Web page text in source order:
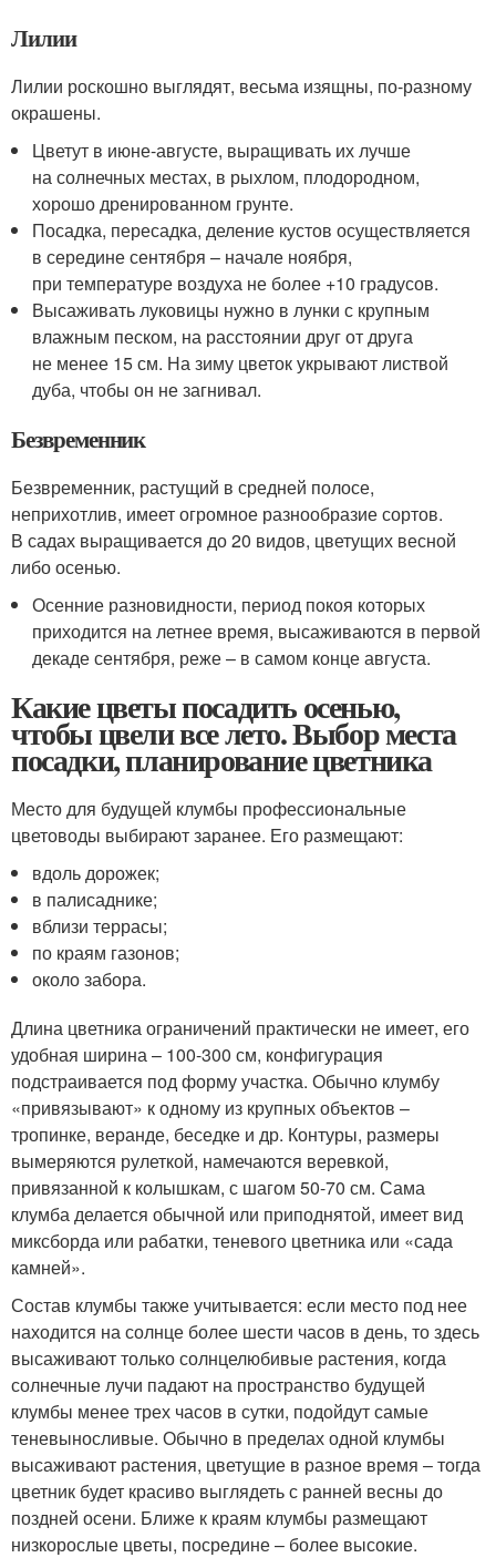
Лилии
Лилии роскошно выглядят, весьма изящны, по-разному
окрашены.
Цветут в июне-августе, выращивать их лучше
на солнечных местах, в рыхлом, плодородном,
хорошо дренированном грунте.
Посадка, пересадка, деление кустов осуществляется
в середине сентября – начале ноября,
при температуре воздуха не более +10 градусов.
Высаживать луковицы нужно в лунки с крупным
влажным песком, на расстоянии друг от друга
не менее 15 см. На зиму цветок укрывают листвой
дуба, чтобы он не загнивал.
Безвременник
Безвременник, растущий в средней полосе,
неприхотлив, имеет огромное разнообразие сортов.
В садах выращивается до 20 видов, цветущих весной
либо осенью.
Осенние разновидности, период покоя которых
приходится на летнее время, высаживаются в первой
декаде сентября, реже – в самом конце августа.
Какие цветы посадить осенью,
чтобы цвели все лето. Выбор места
посадки, планирование цветника
Место для будущей клумбы профессиональные
цветоводы выбирают заранее. Его размещают:
вдоль дорожек;
в палисаднике;
вблизи террасы;
по краям газонов;
около забора.
Длина цветника ограничений практически не имеет, его
удобная ширина – 100-300 см, конфигурация
подстраивается под форму участка. Обычно клумбу
«привязывают» к одному из крупных объектов –
тропинке, веранде, беседке и др. Контуры, размеры
вымеряются рулеткой, намечаются веревкой,
привязанной к колышкам, с шагом 50-70 см. Сама
клумба делается обычной или приподнятой, имеет вид
миксборда или рабатки, теневого цветника или «сада
камней».
Состав клумбы также учитывается: если место под нее
находится на солнце более шести часов в день, то здесь
высаживают только солнцелюбивые растения, когда
солнечные лучи падают на пространство будущей
клумбы менее трех часов в сутки, подойдут самые
теневыносливые. Обычно в пределах одной клумбы
высаживают растения, цветущие в разное время – тогда
цветник будет красиво выглядеть с ранней весны до
поздней осени. Ближе к краям клумбы размещают
низкорослые цветы, посредине – более высокие.